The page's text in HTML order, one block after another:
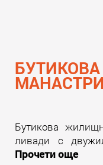
Бутикова
ливади с
Прочети още